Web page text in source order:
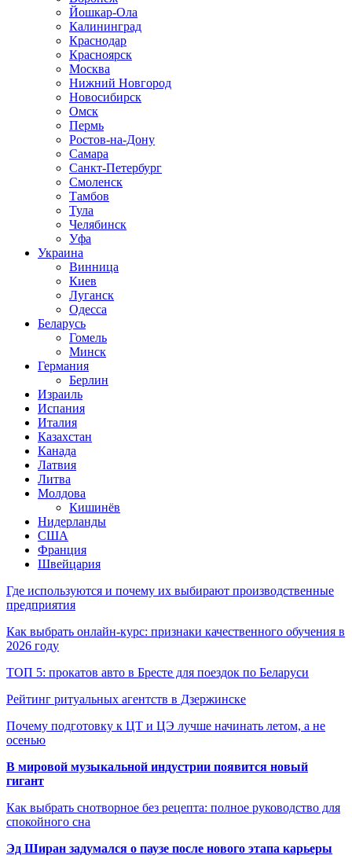
Йошкар-Ола
Калининград
Краснодар
Красноярск
Москва
Нижний Новгород
Новосибирск
Омск
Пермь
Ростов-на-Дону
Самара
Санкт-Петербург
Смоленск
Тамбов
Тула
Челябинск
Уфа
Украина
Винница
Киев
Луганск
Одесса
Беларусь
Гомель
Минск
Германия
Берлин
Израиль
Испания
Италия
Казахстан
Канада
Латвия
Литва
Молдова
Кишинёв
Нидерланды
США
Франция
Швейцария
Где используются и почему их выбирают производственные
предприятия
Как выбрать онлайн-курс: признаки качественного обучения в
2026 году
ТОП 5: прокатов авто в Бресте для поездок по Беларуси
Рейтинг ритуальных агентств в Дзержинске
Почему подготовку к ЦТ и ЦЭ лучше начинать летом, а не
осенью
В мировой музыкальной индустрии появится новый
гигант
Как выбрать снотворное без рецепта: полное руководство для
спокойного сна
Эд Ширан задумался о паузе после нового этапа карьеры